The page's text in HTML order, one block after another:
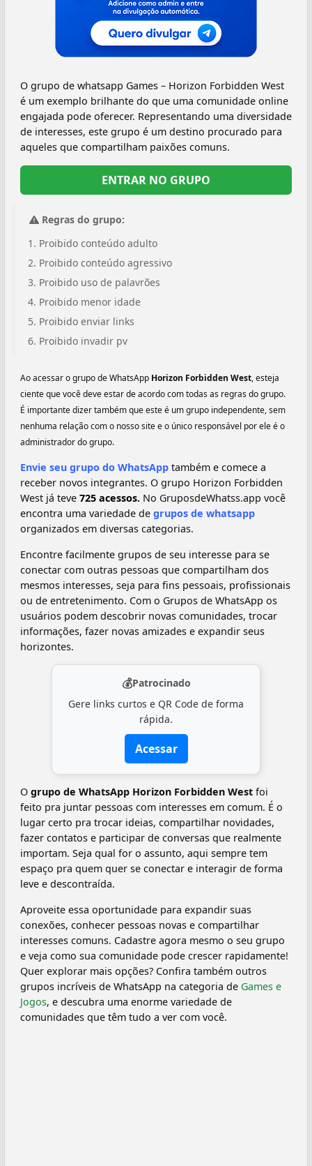
O grupo de whatsapp Games – Horizon Forbidden West
é um exemplo brilhante do que uma comunidade online
engajada pode oferecer. Representando uma diversidade
de interesses, este grupo é um destino procurado para
aqueles que compartilham paixões comuns.
ENTRAR NO GRUPO
Regras do grupo:
Proibido conteúdo adulto
Proibido conteúdo agressivo
Proibido uso de palavrões
Proibido menor idade
Proibido enviar links
Proibido invadir pv
Ao acessar o grupo de WhatsApp Horizon Forbidden West, esteja
ciente que você deve estar de acordo com todas as regras do grupo.
É importante dizer também que este é um grupo independente, sem
nenhuma relação com o nosso site e o único responsável por ele é o
administrador do grupo.
Envie seu grupo do WhatsApp também e comece a
receber novos integrantes. O grupo Horizon Forbidden
West já teve 725 acessos. No GruposdeWhatss.app você
encontra uma variedade de grupos de whatsapp
organizados em diversas categorias.
Encontre facilmente grupos de seu interesse para se
conectar com outras pessoas que compartilham dos
mesmos interesses, seja para fins pessoais, profissionais
ou de entretenimento. Com o Grupos de WhatsApp os
usuários podem descobrir novas comunidades, trocar
informações, fazer novas amizades e expandir seus
horizontes.
💰Patrocinado
Gere links curtos e QR Code de forma
rápida.
Acessar
O grupo de WhatsApp Horizon Forbidden West foi
feito pra juntar pessoas com interesses em comum. É o
lugar certo pra trocar ideias, compartilhar novidades,
fazer contatos e participar de conversas que realmente
importam. Seja qual for o assunto, aqui sempre tem
espaço pra quem quer se conectar e interagir de forma
leve e descontraída.
Aproveite essa oportunidade para expandir suas
conexões, conhecer pessoas novas e compartilhar
interesses comuns. Cadastre agora mesmo o seu grupo
e veja como sua comunidade pode crescer rapidamente!
Quer explorar mais opções? Confira também outros
grupos incríveis de WhatsApp na categoria de Games e
Jogos, e descubra uma enorme variedade de
comunidades que têm tudo a ver com você.